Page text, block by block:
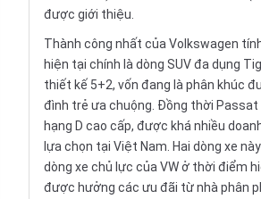
được giới thiệu.
Thành công nhất của Volkswagen
hiện tại chính là dòng SUV đa dụng
thiết kế 5+2, vốn đang là phân khúc
đình trẻ ưa chuộng. Đồng thời Passat
hạng D cao cấp, được khá nhiều
lựa chọn tại Việt Nam. Hai dòng xe
dòng xe chủ lực của VW ở thời điểm
được hưởng các ưu đãi từ nhà phân